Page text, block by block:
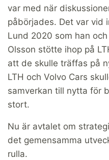
var med när
påbörjades. Det var vid
Lund 2020 som han
Olsson stötte ihop på
att de skulle träffas på
LTH och Volvo Cars
samverkan till nytta för
stort.
Nu är avtalet om
det gemensamma
rulla.